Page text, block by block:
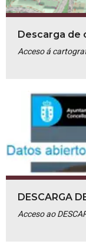
Descarga
Acceso á
DESCARGA
Acceso ao